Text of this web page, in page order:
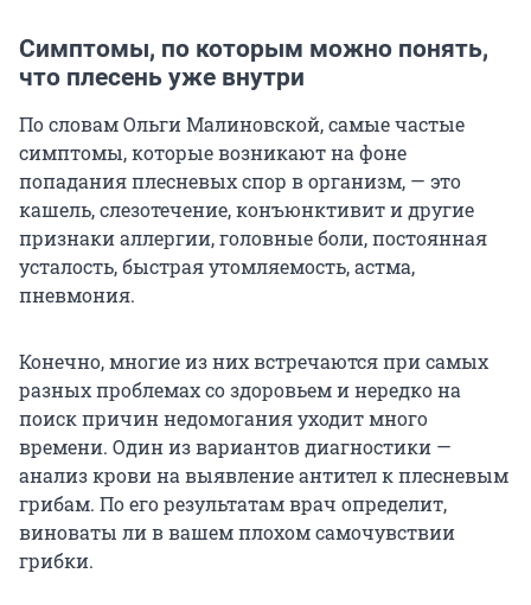
Симптомы, по которым можно понять,
что плесень уже внутри
По словам Ольги Малиновской, самые частые
симптомы, которые возникают на фоне
попадания плесневых спор в организм, — это
кашель, слезотечение, конъюнктивит и другие
признаки аллергии, головные боли, постоянная
усталость, быстрая утомляемость, астма,
пневмония.
Конечно, многие из них встречаются при самых
разных проблемах со здоровьем и нередко на
поиск причин недомогания уходит много
времени. Один из вариантов диагностики —
анализ крови на выявление антител к плесневым
грибам. По его результатам врач определит,
виноваты ли в вашем плохом самочувствии
грибки.